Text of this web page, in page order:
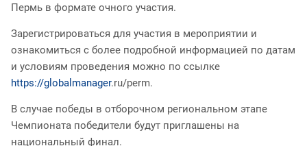
Пермь в формате очного участия.
Зарегистрироваться для участия в мероприятии и
ознакомиться с более подробной информацией по датам
и условиям проведения можно по ссылке
https://globalmanager.ru/perm.
В случае победы в отборочном региональном этапе
Чемпионата победители будут приглашены на
национальный финал.